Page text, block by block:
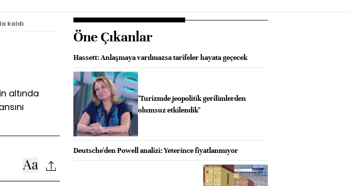
kaldı
altında
Öne Çıkanlar
Hassett: Anlaşmaya varılmazsa tarifeler hayata geçecek
"Turizmde jeopolitik gerilimlerden
olumsuz etkilendik"
Deutsche'den Powell analizi: Yeterince fiyatlanmıyor